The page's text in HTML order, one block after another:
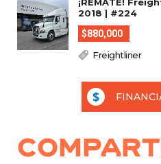
2018 | #224
$880,000
Freightliner